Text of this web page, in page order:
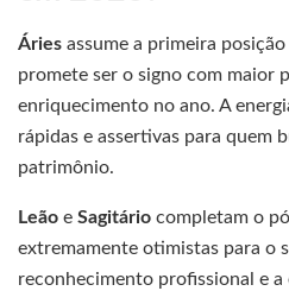
Áries assume a primeira
promete ser o signo com maior
enriquecimento no ano. A
rápidas e assertivas para quem
patrimônio.
Leão e Sagitário completam o
extremamente otimistas para o
reconhecimento profissional e a